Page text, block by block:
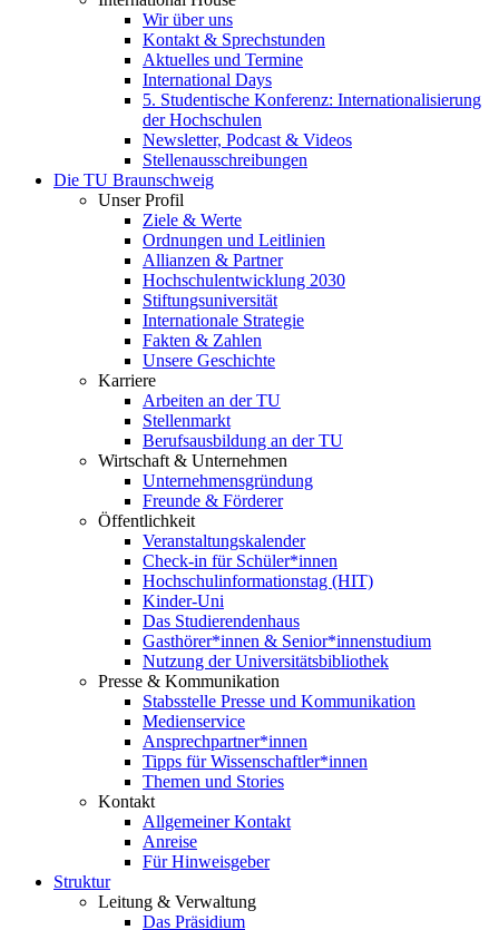
Wir über uns
Kontakt & Sprechstunden
Aktuelles und Termine
International Days
5. Studentische Konferenz: Internationalisierung
der Hochschulen
Newsletter, Podcast & Videos
Stellenausschreibungen
Die TU Braunschweig
Unser Profil
Ziele & Werte
Ordnungen und Leitlinien
Allianzen & Partner
Hochschulentwicklung 2030
Stiftungsuniversität
Internationale Strategie
Fakten & Zahlen
Unsere Geschichte
Karriere
Arbeiten an der TU
Stellenmarkt
Berufsausbildung an der TU
Wirtschaft & Unternehmen
Unternehmensgründung
Freunde & Förderer
Öffentlichkeit
Veranstaltungskalender
Check-in für Schüler*innen
Hochschulinformationstag (HIT)
Kinder-Uni
Das Studierendenhaus
Gasthörer*innen & Senior*innenstudium
Nutzung der Universitätsbibliothek
Presse & Kommunikation
Stabsstelle Presse und Kommunikation
Medienservice
Ansprechpartner*innen
Tipps für Wissenschaftler*innen
Themen und Stories
Kontakt
Allgemeiner Kontakt
Anreise
Für Hinweisgeber
Struktur
Leitung & Verwaltung
Das Präsidium